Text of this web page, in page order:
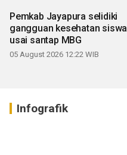
Pemkab Jayapura selidiki
gangguan kesehatan siswa
usai santap MBG
05 August 2026 12:22 WIB
Infografik